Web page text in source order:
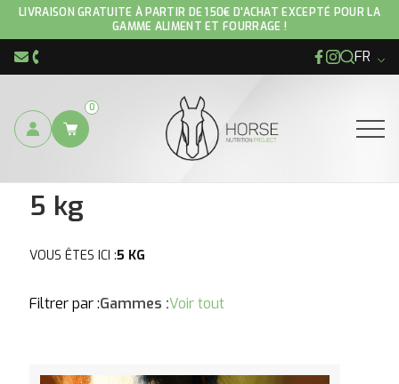
LIVRAISON GRATUITE À PARTIR DE 150€ D'ACHAT EXCEPTÉ POUR LA
GAMME ALIMENT ET FOURRAGE !
info@hnp-horse.be
+32 (0)4 250 12 96 Facebook
Instagram
FR
0
Accueil/ Produit Conditionnement / 5 kg
5 kg
VOUS ÊTES ICI :5 KG
Filtrer par :Gammes :Voir tout
Voir le produit